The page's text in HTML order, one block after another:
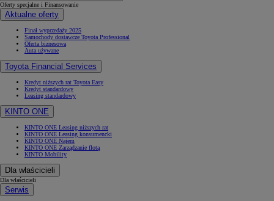
Oferty specjalne i Finansowanie
Aktualne oferty
Finał wyprzedaży 2025
Samochody dostawcze Toyota Professional
Oferta biznesowa
Auta używane
Toyota Financial Services
Kredyt niższych rat Toyota Easy
Kredyt standardowy
Leasing standardowy
KINTO ONE
KINTO ONE Leasing niższych rat
KINTO ONE Leasing konsumencki
KINTO ONE Najem
KINTO ONE Zarządzanie flotą
KINTO Mobility
Dla właścicieli
Dla właścicieli
Serwis